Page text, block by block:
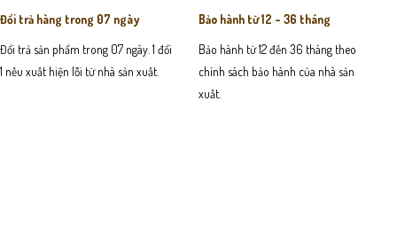
Đổi trả hàng trong 07 ngày
Đổi trả sản phẩm trong 07 ngày. 1 đổi
1 nếu xuất hiện lỗi từ nhà sản xuất.
Bảo hành từ 12 - 36 tháng
Bảo hành từ 12 đến 36 tháng theo
chính sách bảo hành của nhà sản
xuất.